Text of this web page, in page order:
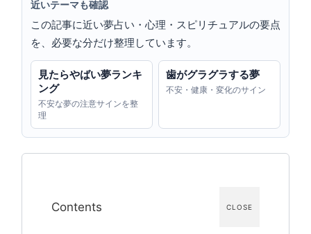
近いテーマも確認
この記事に近い夢占い・心理・スピリチュアルの要点
を、必要な分だけ整理しています。
見たらやばい夢ランキ
ング
不安な夢の注意サインを整
理
歯がグラグラする夢
不安・健康・変化のサイン
CLOSE
Contents